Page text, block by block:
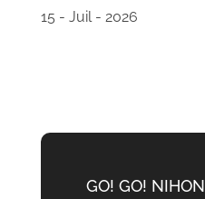
15 - Juil - 2026
GO! GO! NIHON